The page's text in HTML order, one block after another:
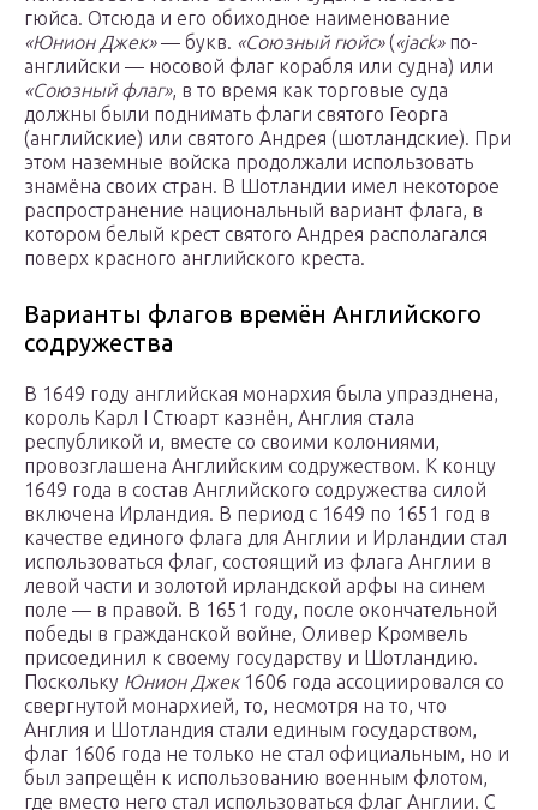
гюйса. Отсюда и его обиходное наименование
«Юнион Джек»— букв. «Союзный гюйс»(«jack»по-
английски — носовой флаг корабля или судна) или
«Союзный флаг», в то время как торговые суда
должны были поднимать флаги святого Георга
(английские) или святого Андрея (шотландские). При
этом наземные войска продолжали использовать
знамёна своих стран. В Шотландии имел некоторое
распространение национальный вариант флага, в
котором белый крест святого Андрея располагался
поверх красного английского креста.
Варианты флагов времён Английского
содружества
В 1649 году английская монархия была упразднена,
король Карл I Стюарт казнён, Англия стала
республикой и, вместе со своими колониями,
провозглашена Английским содружеством. К концу
1649 года в состав Английского содружества силой
включена Ирландия. В период с 1649 по 1651 год в
качестве единого флага для Англии и Ирландии стал
использоваться флаг, состоящий из флага Англии в
левой части и золотой ирландской арфы на синем
поле — в правой. В 1651 году, после окончательной
победы в гражданской войне, Оливер Кромвель
присоединил к своему государству и Шотландию.
Поскольку Юнион Джек1606 года ассоциировался со
свергнутой монархией, то, несмотря на то, что
Англия и Шотландия стали единым государством,
флаг 1606 года не только не стал официальным, но и
был запрещён к использованию военным флотом,
где вместо него стал использоваться флаг Англии. С